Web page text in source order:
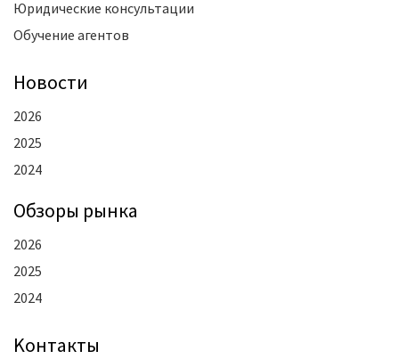
Юридические консультации
Обучение агентов
Новости
2026
2025
2024
Oбзоры рынка
2026
2025
2024
Kонтакты